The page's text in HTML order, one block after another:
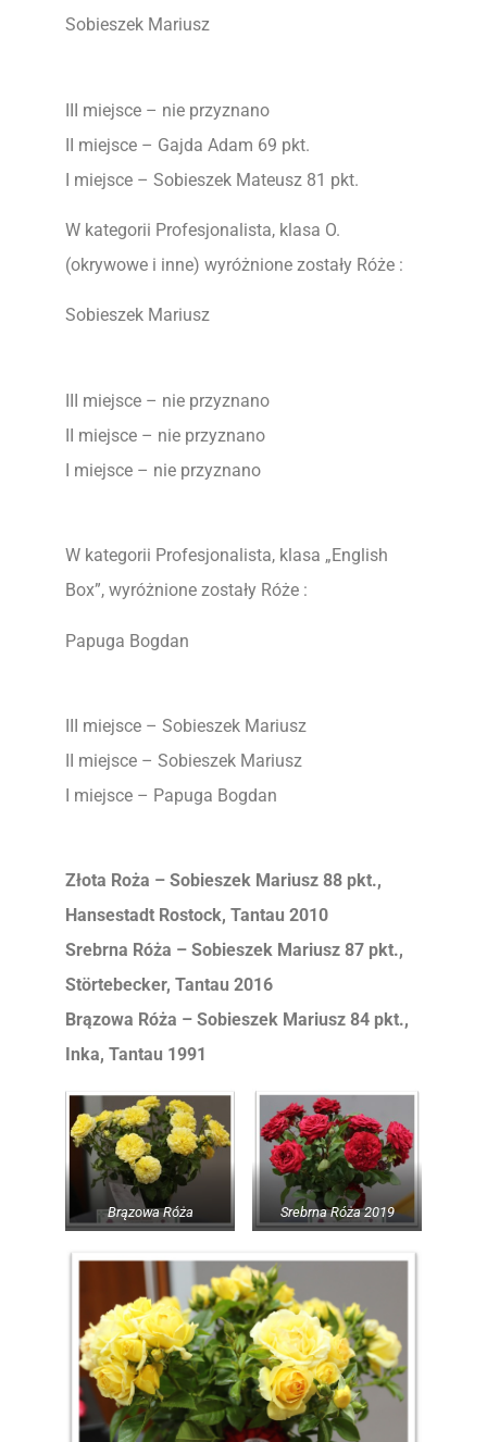
Sobieszek Mariusz
III miejsce – nie przyznano
II miejsce – Gajda Adam 69 pkt.
I miejsce – Sobieszek Mateusz 81 pkt.
W kategorii Profesjonalista, klasa O.
(okrywowe i inne) wyróżnione zostały Róże :
Sobieszek Mariusz
III miejsce – nie przyznano
II miejsce – nie przyznano
I miejsce – nie przyznano
W kategorii Profesjonalista, klasa „English
Box”, wyróżnione zostały Róże :
Papuga Bogdan
III miejsce – Sobieszek Mariusz
II miejsce – Sobieszek Mariusz
I miejsce – Papuga Bogdan
Złota Roża – Sobieszek Mariusz 88 pkt.,
Hansestadt Rostock, Tantau 2010
Srebrna Róża – Sobieszek Mariusz 87 pkt.,
Störtebecker, Tantau 2016
Brązowa Róża – Sobieszek Mariusz 84 pkt.,
Inka, Tantau 1991
Brązowa Róża Srebrna Róża 2019